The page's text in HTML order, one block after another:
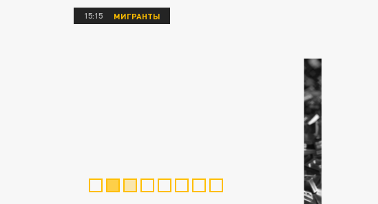
15:15 МИГРАНТЫ